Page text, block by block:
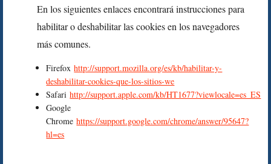
En los siguientes enlaces encontrará instrucciones para
habilitar o deshabilitar las cookies en los navegadores
más comunes.
Firefoxhttp://support.mozilla.org/es/kb/habilitar-y-
deshabilitar-cookies-que-los-sitios-we
Safarihttp://support.apple.com/kb/HT1677?viewlocale=es_ES
Google
Chromehttps://support.google.com/chrome/answer/95647?
hl=es